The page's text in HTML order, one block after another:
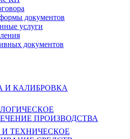
документов
услуги
документов
И КАЛИБРОВКА
ПРОИЗВОДСТВА
ТЕХНИЧЕСКОЕ